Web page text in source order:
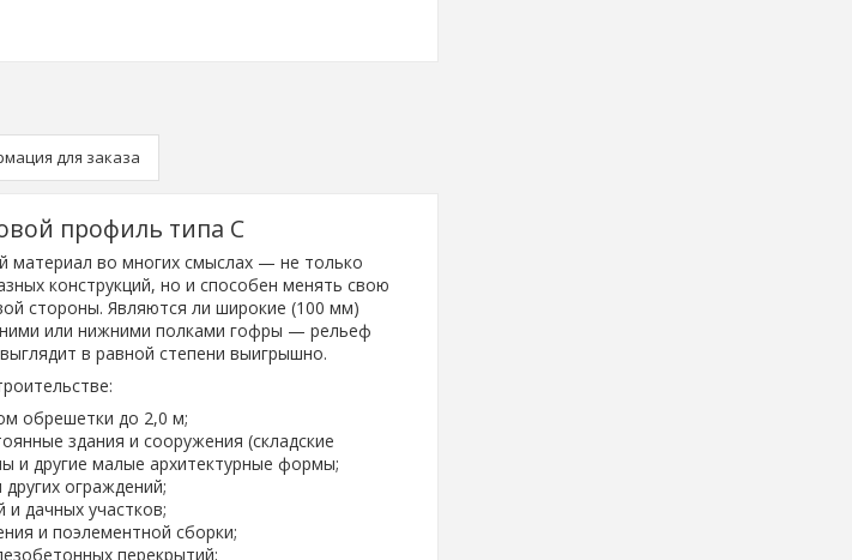
для заказа
профиль типа С
во многих смыслах — не только
конструкций, но и способен менять свою
стороны. Являются ли широкие (100 мм)
или нижними полками гофры — рельеф
в равной степени выигрышно.
обрешетки до 2,0 м;
здания и сооружения (складские
и другие малые архитектурные формы;
ограждений;
дачных участков;
и поэлементной сборки;
перекрытий;